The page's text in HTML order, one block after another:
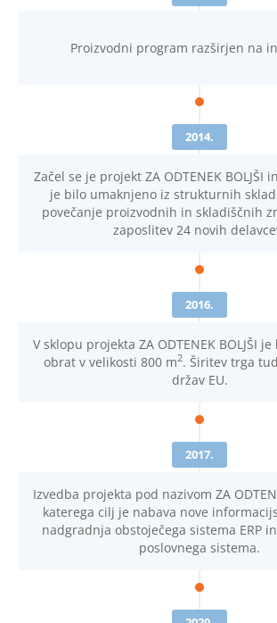
Proizvodni program razširjen na
2014.
Začel se je projekt ZA ODTENEK BOLJŠI
je bilo umaknjeno iz strukturnih
povečanje proizvodnih in skladiščnih
zaposlitev 24 novih
2016.
V sklopu projekta ZA ODTENEK BOLJŠI
obrat v velikosti 800 m2. Širitev trga
držav EU.
2017.
Izvedba projekta pod nazivom ZA
katerega cilj je nabava nove
nadgradnja obstoječega sistema ERP
poslovnega sistema.